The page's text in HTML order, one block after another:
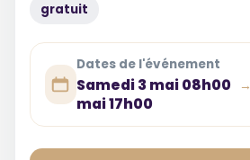
gratuit
Dates de l'événement
Samedi 3 mai 08h00 →
mai 17h00